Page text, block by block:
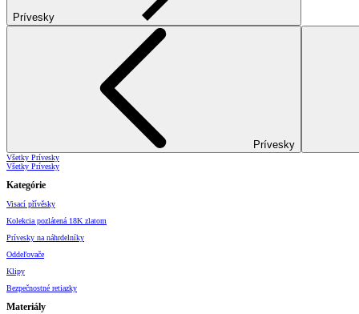
Prívesky
Prívesky
Všetky Prívesky
Všetky Prívesky
Kategórie
Visací přívěsky
Kolekcia pozlátená 18K zlatom
Prívesky na náhrdelníky
Oddeľovače
Klipy
Bezpečnostné retiazky
Materiály